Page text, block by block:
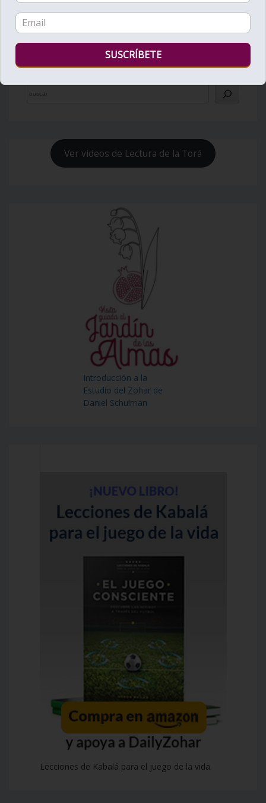
Ver videos de Lectura de la Torá
Introducción a la
Estudio del Zohar de
Daniel Schulman
Lecciones de Kabalá para el juego de la vida.